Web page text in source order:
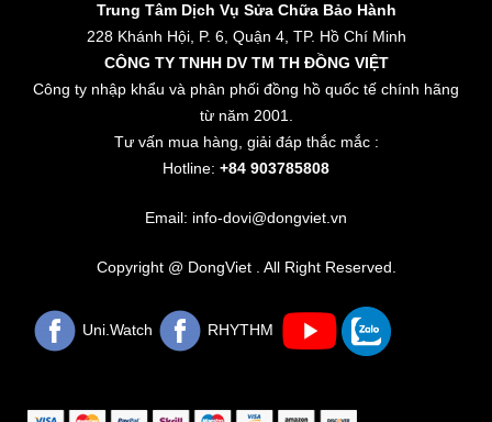
Trung Tâm Dịch Vụ Sửa Chữa Bảo Hành
228 Khánh Hội, P. 6, Quận 4, TP. Hồ Chí Minh
CÔNG TY TNHH DV TM TH ĐỒNG VIỆT
Công ty nhập khẩu và phân phối đồng hồ quốc tế chính hãng
từ năm 2001.
Tư vấn mua hàng, giải đáp thắc mắc :
Hotline: +84 903785808
Email: info-dovi@dongviet.vn
Copyright @ DongViet . All Right Reserved.
Uni.Watch RHYTHM